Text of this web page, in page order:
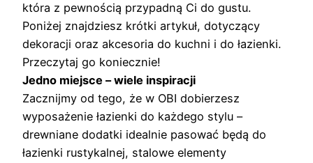
która z pewnością przypadną Ci do gustu.
Poniżej znajdziesz krótki artykuł, dotyczący
dekoracji oraz akcesoria do kuchni i do łazienki.
Przeczytaj go koniecznie!
Jedno miejsce – wiele inspiracji
Zacznijmy od tego, że w OBI dobierzesz
wyposażenie łazienki do każdego stylu –
drewniane dodatki idealnie pasować będą do
łazienki rustykalnej, stalowe elementy